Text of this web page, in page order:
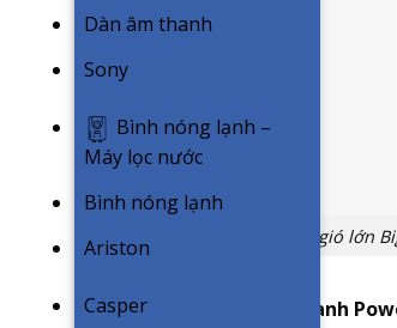
Dàn âm thanh
Sony
Bình nóng lạnh –
Máy lọc nước
Bình nóng lạnh
Ariston
Casper
Thiết kế cánh gió lớn
Công nghệ làm lạnh nhanh